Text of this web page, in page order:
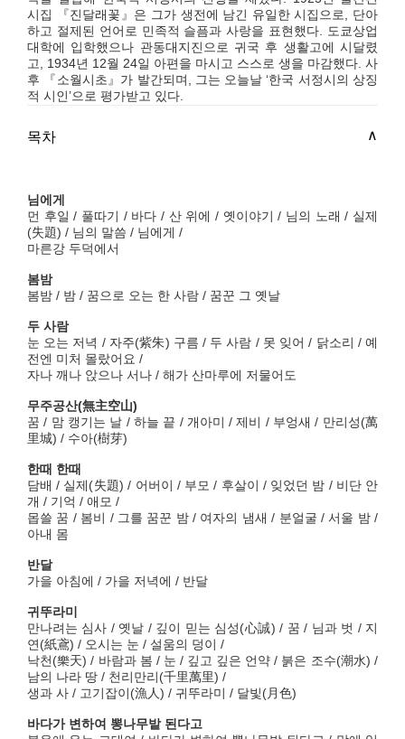
시집 『진달래꽃』은 그가 생전에 남긴 유일한 시집으로, 단아
하고 절제된 언어로 민족적 슬픔과 사랑을 표현했다. 도쿄상업
대학에 입학했으나 관동대지진으로 귀국 후 생활고에 시달렸
고, 1934년 12월 24일 아편을 마시고 스스로 생을 마감했다. 사
후 『소월시초』가 발간되며, 그는 오늘날 ‘한국 서정시의 상징
적 시인’으로 평가받고 있다.
목차
님에게
먼 후일 / 풀따기 / 바다 / 산 위에 / 옛이야기 / 님의 노래 / 실제
(失題) / 님의 말씀 / 님에게 /
마른강 두덕에서
봄밤
봄밤 / 밤 / 꿈으로 오는 한 사람 / 꿈꾼 그 옛날
두 사람
눈 오는 저녁 / 자주(紫朱) 구름 / 두 사람 / 못 잊어 / 닭소리 / 예
전엔 미처 몰랐어요 /
자나 깨나 앉으나 서나 / 해가 산마루에 저물어도
무주공산(無主空山)
꿈 / 맘 캥기는 날 / 하늘 끝 / 개아미 / 제비 / 부엉새 / 만리성(萬
里城) / 수아(樹芽)
한때 한때
담배 / 실제(失題) / 어버이 / 부모 / 후살이 / 잊었던 밤 / 비단 안
개 / 기억 / 애모 /
몹쓸 꿈 / 봄비 / 그를 꿈꾼 밤 / 여자의 냄새 / 분얼굴 / 서울 밤 /
아내 몸
반달
가을 아침에 / 가을 저녁에 / 반달
귀뚜라미
만나려는 심사 / 옛날 / 깊이 믿는 심성(心誠) / 꿈 / 님과 벗 / 지
연(紙鳶) / 오시는 눈 / 설움의 덩이 /
낙천(樂天) / 바람과 봄 / 눈 / 깊고 깊은 언약 / 붉은 조수(潮水) /
남의 나라 땅 / 천리만리(千里萬里) /
생과 사 / 고기잡이(漁人) / 귀뚜라미 / 달빛(月色)
바다가 변하여 뽕나무밭 된다고